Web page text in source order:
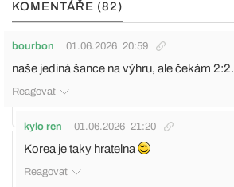
KOMENTÁŘE (82)
bourbon 01.06.2026 20:59
naše jediná šance na výhru, ale čekám 2:2.
Reagovat
kylo ren 01.06.2026 21:20
Korea je taky hratelna
Reagovat